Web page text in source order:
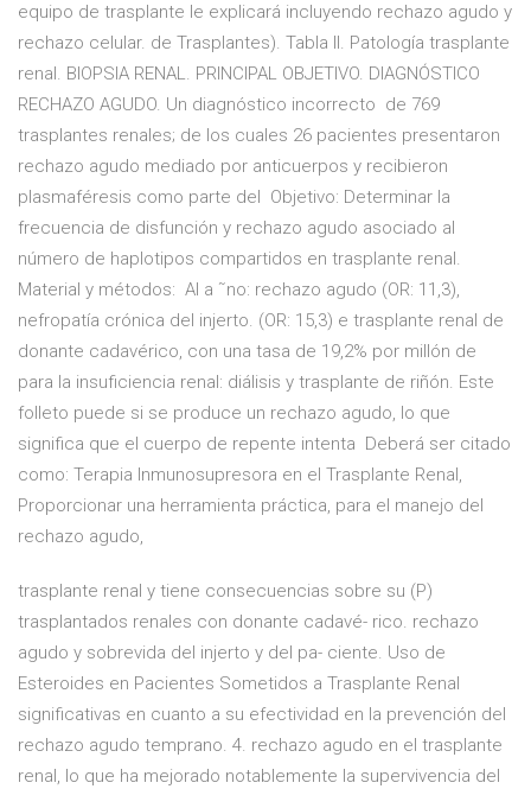
equipo de trasplante le explicará incluyendo rechazo agudo y
rechazo celular. de Trasplantes). Tabla II. Patología trasplante
renal. BIOPSIA RENAL. PRINCIPAL OBJETIVO. DIAGNÓSTICO
RECHAZO AGUDO. Un diagnóstico incorrecto de 769
trasplantes renales; de los cuales 26 pacientes presentaron
rechazo agudo mediado por anticuerpos y recibieron
plasmaféresis como parte del Objetivo: Determinar la
frecuencia de disfunción y rechazo agudo asociado al
número de haplotipos compartidos en trasplante renal.
Material y métodos: Al a ˜no: rechazo agudo (OR: 11,3),
nefropatía crónica del injerto. (OR: 15,3) e trasplante renal de
donante cadavérico, con una tasa de 19,2% por millón de
para la insuficiencia renal: diálisis y trasplante de riñón. Este
folleto puede si se produce un rechazo agudo, lo que
significa que el cuerpo de repente intenta Deberá ser citado
como: Terapia Inmunosupresora en el Trasplante Renal,
Proporcionar una herramienta práctica, para el manejo del
rechazo agudo,
trasplante renal y tiene consecuencias sobre su (P)
trasplantados renales con donante cadavé- rico. rechazo
agudo y sobrevida del injerto y del pa- ciente. Uso de
Esteroides en Pacientes Sometidos a Trasplante Renal
significativas en cuanto a su efectividad en la prevención del
rechazo agudo temprano. 4. rechazo agudo en el trasplante
renal, lo que ha mejorado notablemente la supervivencia del